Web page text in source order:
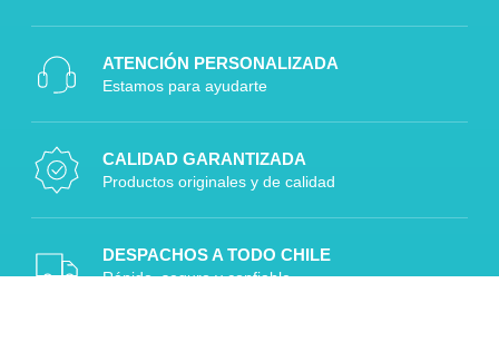
ATENCIÓN PERSONALIZADA
Estamos para ayudarte
CALIDAD GARANTIZADA
Productos originales y de calidad
DESPACHOS A TODO CHILE
Rápido, seguro y confiable